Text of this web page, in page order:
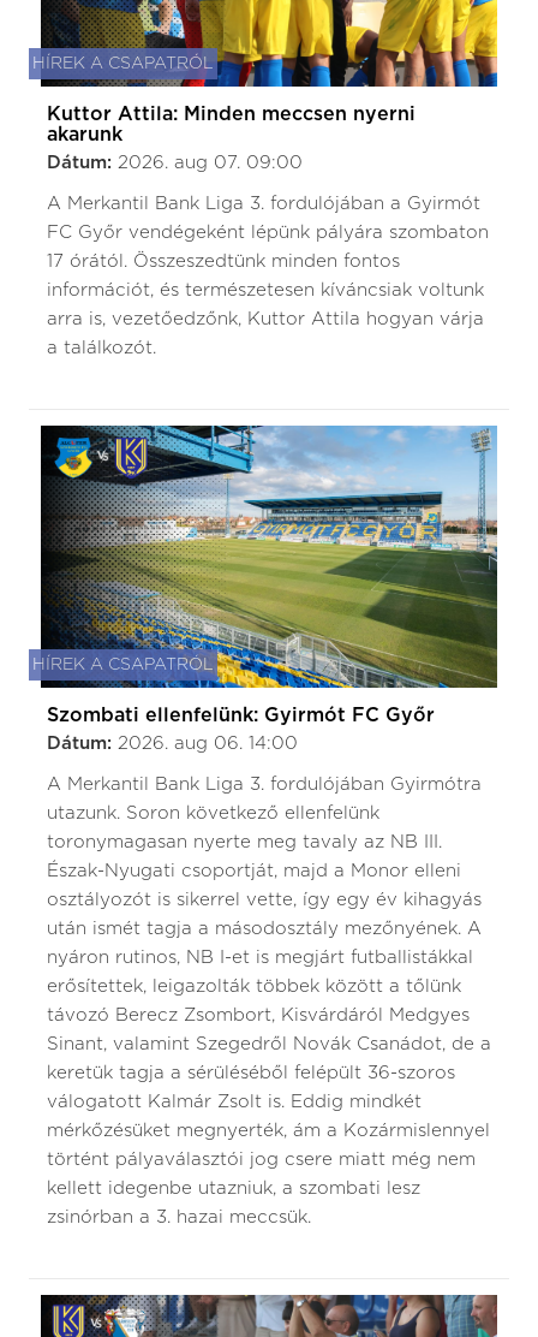
HÍREK A CSAPATRÓL
Kuttor Attila: Minden meccsen nyerni
akarunk
Dátum: 2026. aug 07. 09:00
A Merkantil Bank Liga 3. fordulójában a Gyirmót
FC Győr vendégeként lépünk pályára szombaton
17 órától. Összeszedtünk minden fontos
információt, és természetesen kíváncsiak voltunk
arra is, vezetőedzőnk, Kuttor Attila hogyan várja
a találkozót.
HÍREK A CSAPATRÓL
Szombati ellenfelünk: Gyirmót FC Győr
Dátum: 2026. aug 06. 14:00
A Merkantil Bank Liga 3. fordulójában Gyirmótra
utazunk. Soron következő ellenfelünk
toronymagasan nyerte meg tavaly az NB III.
Észak-Nyugati csoportját, majd a Monor elleni
osztályozót is sikerrel vette, így egy év kihagyás
után ismét tagja a másodosztály mezőnyének. A
nyáron rutinos, NB I-et is megjárt futballistákkal
erősítettek, leigazolták többek között a tőlünk
távozó Berecz Zsombort, Kisvárdáról Medgyes
Sinant, valamint Szegedről Novák Csanádot, de a
keretük tagja a sérüléséből felépült 36-szoros
válogatott Kalmár Zsolt is. Eddig mindkét
mérkőzésüket megnyerték, ám a Kozármislennyel
történt pályaválasztói jog csere miatt még nem
kellett idegenbe utazniuk, a szombati lesz
zsinórban a 3. hazai meccsük.